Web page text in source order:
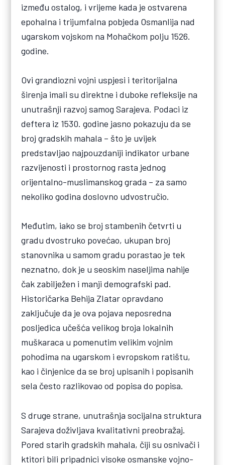
između ostalog, i vrijeme kada je ostvarena
epohalna i trijumfalna pobjeda Osmanlija nad
ugarskom vojskom na Mohačkom polju 1526.
godine.
Ovi grandiozni vojni uspjesi i teritorijalna
širenja imali su direktne i duboke refleksije na
unutrašnji razvoj samog Sarajeva. Podaci iz
deftera iz 1530. godine jasno pokazuju da se
broj gradskih mahala – što je uvijek
predstavljao najpouzdaniji indikator urbane
razvijenosti i prostornog rasta jednog
orijentalno-muslimanskog grada – za samo
nekoliko godina doslovno udvostručio.
Međutim, iako se broj stambenih četvrti u
gradu dvostruko povećao, ukupan broj
stanovnika u samom gradu porastao je tek
neznatno, dok je u seoskim naseljima nahije
čak zabilježen i manji demografski pad.
Historičarka Behija Zlatar opravdano
zaključuje da je ova pojava neposredna
posljedica učešća velikog broja lokalnih
muškaraca u pomenutim velikim vojnim
pohodima na ugarskom i evropskom ratištu,
kao i činjenice da se broj upisanih i popisanih
sela često razlikovao od popisa do popisa.
S druge strane, unutrašnja socijalna struktura
Sarajeva doživljava kvalitativni preobražaj.
Pored starih gradskih mahala, čiji su osnivači i
ktitori bili pripadnici visoke osmanske vojno-